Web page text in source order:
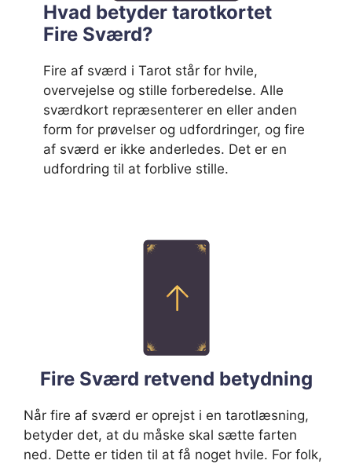
Hvad betyder tarotkortet
Fire Sværd?
Fire af sværd i Tarot står for hvile,
overvejelse og stille forberedelse. Alle
sværdkort repræsenterer en eller anden
form for prøvelser og udfordringer, og fire
af sværd er ikke anderledes. Det er en
udfordring til at forblive stille.
Fire Sværd retvend betydning
Når fire af sværd er oprejst i en tarotlæsning,
betyder det, at du måske skal sætte farten
ned. Dette er tiden til at få noget hvile. For folk,